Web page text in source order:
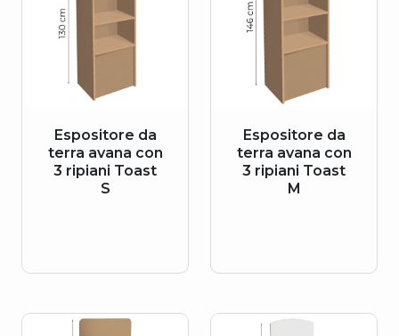
Espositore da
terra avana con
3 ripiani Toast
S
Espositore da
terra avana con
3 ripiani Toast
M